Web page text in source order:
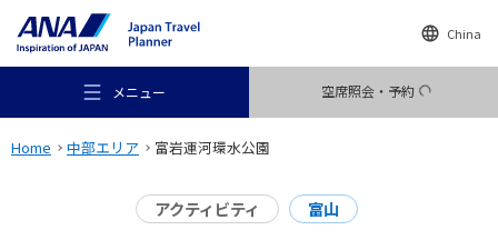
China
メニュー 空席照会・予約
Home 中部エリア 富岩運河環水公園
アクティビティ 富山